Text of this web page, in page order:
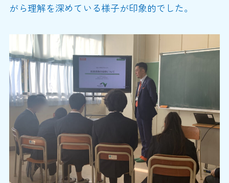
がら理解を深めている様子が印象的でした。